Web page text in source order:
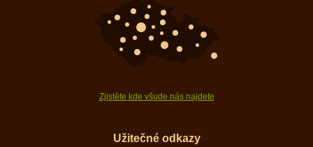
Zjistěte kde všude nás najdete
Užitečné odkazy